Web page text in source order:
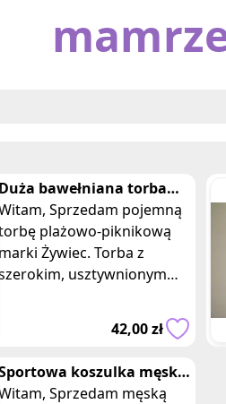
bawełniana torba
piknikowa
typu shopper
Sprzedam pojemną
plażowo-piknikową
Żywiec. Torba z
usztywnionym
żeglarskiego,42,00 zł
koszulka męska
bez rękawów Mimo
Sprzedam męską